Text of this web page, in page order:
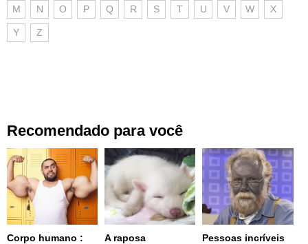
M N O P Q R S T U V W X
Y Z
Recomendado para você
Corpo humano :
A raposa
Pessoas incríveis